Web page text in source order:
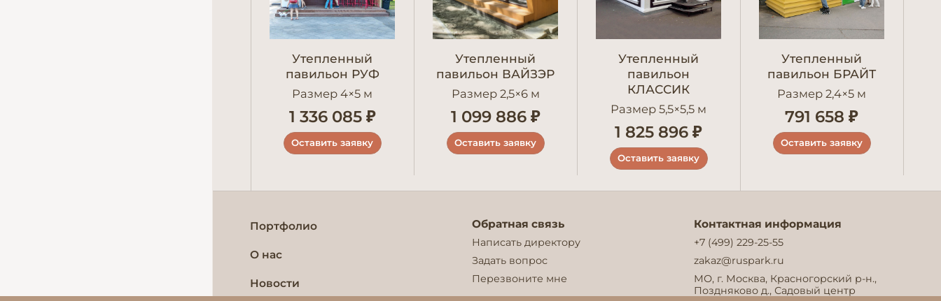
Утепленный
павильон РУФ
Размер 4×5 м
1 336 085 ₽
Оставить заявку
Утепленный
павильон ВАЙЗЭР
Размер 2,5×6 м
1 099 886 ₽
Оставить заявку
Утепленный
павильон
КЛАССИК
Размер 5,5×5,5 м
1 825 896 ₽
Оставить заявку
Утепленный
павильон БРАЙТ
Размер 2,4×5 м
791 658 ₽
Оставить заявку
Портфолио
О нас
Новости
Обратная связь
Написать директору
Задать вопрос
Перезвоните мне
Контактная информация
+7 (499) 229-25-55
zakaz@ruspark.ru
МО, г. Москва, Красногорский р-н.,
Поздняково д., Садовый центр